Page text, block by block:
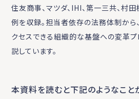
住友商事、マツダ、IHI、第一三共、村
例を収録。担当者依存の法務体制から
クセスできる組織的な基盤への変革
説しています。
本資料を読むと下記のようなこと